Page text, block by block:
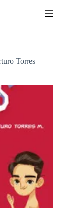
Torres